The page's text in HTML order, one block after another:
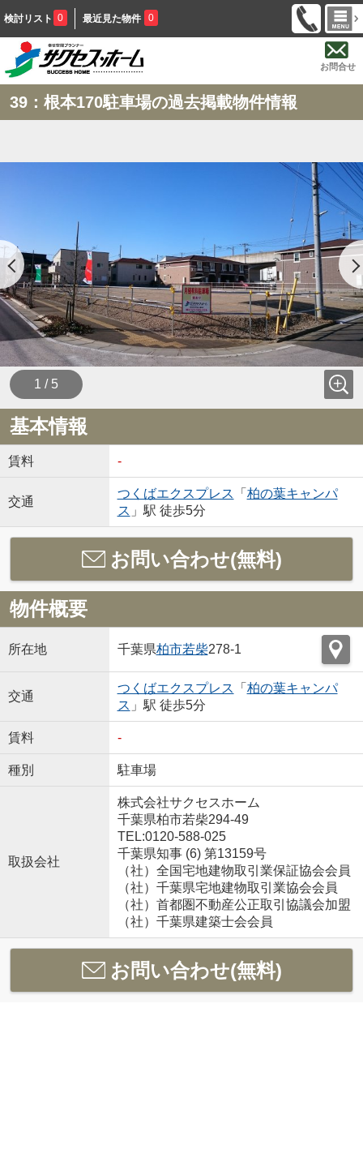
検討リスト 0 最近見た物件 0
お問合せ
39：根本170駐車場の過去掲載物件情報
1 / 5
基本情報
賃料 -
交通
つくばエクスプレス 「 柏の葉キャンパ
ス 」駅 徒歩5分
お問い合わせ(無料)
物件概要
所在地 千葉県柏市若柴278-1
交通
つくばエクスプレス 「 柏の葉キャンパ
ス 」駅 徒歩5分
賃料 -
種別 駐車場
取扱会社
株式会社サクセスホーム
千葉県柏市若柴294-49
TEL:0120-588-025
千葉県知事 (6) 第13159号
（社）全国宅地建物取引業保証協会会員
（社）千葉県宅地建物取引業協会会員
（社）首都圏不動産公正取引協議会加盟
（社）千葉県建築士会会員
お問い合わせ(無料)